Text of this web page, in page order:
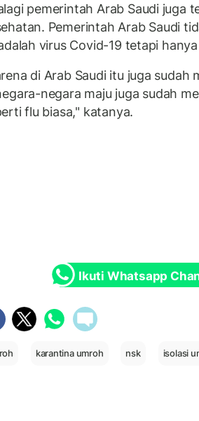
pemerintah Arab Saudi juga
Pemerintah Arab Saudi
virus Covid-19 tetapi
di Arab Saudi itu juga sudah
negara maju juga sudah
flu biasa," katanya.
Ikuti Whatsapp
karantina umroh nsk isolasi